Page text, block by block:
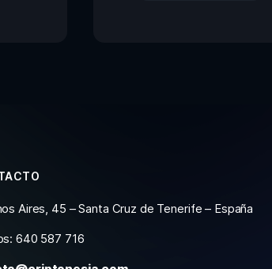
Aires, 45 – Santa Cruz de Tenerife – España
640 587 716